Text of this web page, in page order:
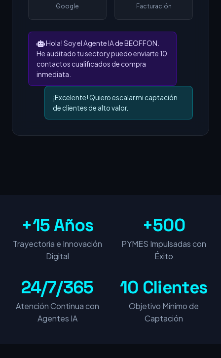
Google
Facturación
Hola! Soy el Agente IA de BEOFFON.
He auditado tu sector y puedo enviarte 10
contactos cualificados de compra
inmediata.
¡Excelente! Quiero escalar mi captación
de clientes de alto valor.
+15 Años
Trayectoria e Innovación
Digital
+500
PYMES Impulsadas con
Éxito
24/7/365
Atención Continua con
Agentes IA
10 Clientes
Objetivo Mínimo de
Captación